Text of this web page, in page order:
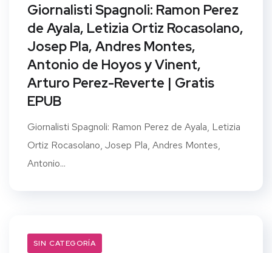
Giornalisti Spagnoli: Ramon Perez
de Ayala, Letizia Ortiz Rocasolano,
Josep Pla, Andres Montes,
Antonio de Hoyos y Vinent,
Arturo Perez-Reverte | Gratis
EPUB
Giornalisti Spagnoli: Ramon Perez de Ayala, Letizia
Ortiz Rocasolano, Josep Pla, Andres Montes,
Antonio...
SIN CATEGORÍA